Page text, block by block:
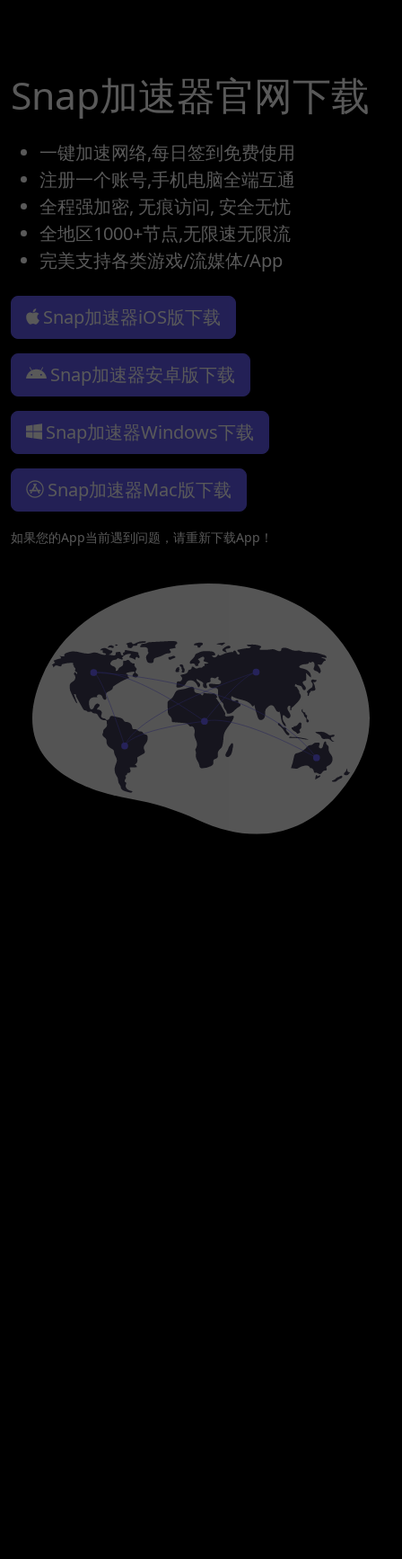
Snap加速器官网下载
一键加速网络,每日签到免费使用
注册一个账号,手机电脑全端互通
全程强加密, 无痕访问, 安全无忧
全地区1000+节点,无限速无限流
完美支持各类游戏/流媒体/App
Snap加速器iOS版下载
Snap加速器安卓版下载
Snap加速器Windows下载
Snap加速器Mac版下载
如果您的App当前遇到问题，请重新下载App！